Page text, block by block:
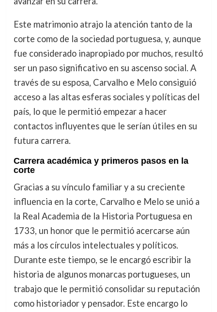
Este matrimonio atrajo la atención tanto de la
corte como de la sociedad portuguesa, y, aunque
fue considerado inapropiado por muchos, resultó
ser un paso significativo en su ascenso social. A
través de su esposa, Carvalho e Melo consiguió
acceso a las altas esferas sociales y políticas del
país, lo que le permitió empezar a hacer
contactos influyentes que le serían útiles en su
futura carrera.
Carrera académica y primeros pasos en la
corte
Gracias a su vínculo familiar y a su creciente
influencia en la corte, Carvalho e Melo se unió a
la Real Academia de la Historia Portuguesa en
1733, un honor que le permitió acercarse aún
más a los círculos intelectuales y políticos.
Durante este tiempo, se le encargó escribir la
historia de algunos monarcas portugueses, un
trabajo que le permitió consolidar su reputación
como historiador y pensador. Este encargo lo